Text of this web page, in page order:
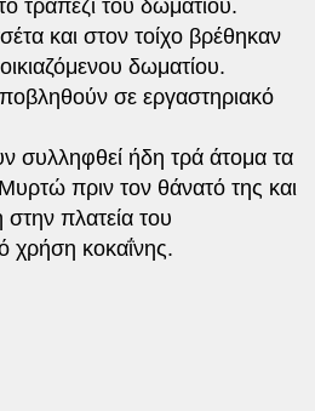
τραπέζι του δωματίου.
και στον τοίχο βρέθηκαν
δωματίου.
σε εργαστηριακό
συλληφθεί ήδη τρά άτομα τα
πριν τον θάνατό της και
πλατεία του
χρήση κοκαΐνης.